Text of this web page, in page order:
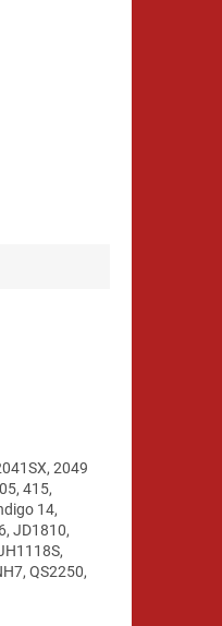
2049
415,
14,
JD1810,
QS2250,